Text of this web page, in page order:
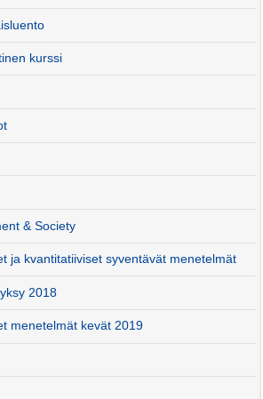
kurssi
& Society
ja kvantitatiiviset syventävät menetelmät
2018
menetelmät kevät 2019